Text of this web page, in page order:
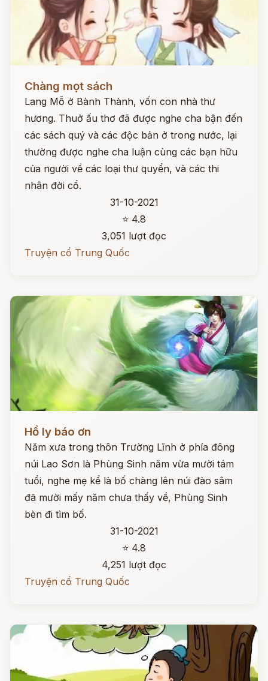
Chàng mọt sách
Lang Mỗ ở Bành Thành, vốn con nhà thư
hương. Thuở ấu thơ đã được nghe cha bận đến
các sách quý và các độc bản ở trong nước, lại
thường được nghe cha luận cùng các bạn hữu
của người về các loại thư quyển, và các thi
nhân đời cổ.
31-10-2021
⭐ 4.8
3,051 lượt đọc
Truyện cổ Trung Quốc
Đọc ngay
Hồ ly báo ơn
Năm xưa trong thôn Trường Lĩnh ở phía đông
núi Lao Sơn là Phùng Sinh năm vừa mười tám
tuổi, nghe mẹ kể là bố chàng lên núi đào sâm
đã mười mấy năm chưa thấy về, Phùng Sinh
bèn đi tìm bố.
31-10-2021
⭐ 4.8
4,251 lượt đọc
Truyện cổ Trung Quốc